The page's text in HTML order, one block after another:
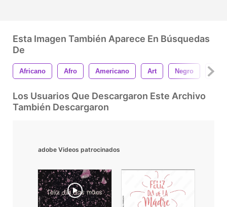
Esta Imagen También Aparece En Búsquedas
De
Africano Afro Americano Art Negro
Los Usuarios Que Descargaron Este Archivo
También Descargaron
adobe Videos patrocinados